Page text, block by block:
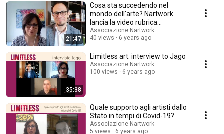
21:47
Cosa sta succedendo nel
mondo dell'arte? Nartwork
lancia la video rubrica
Limitlessart
Associazione Nartwork
40 views
6 years ago
35:38
Limitless art: interview to Jago
Associazione Nartwork
100 views
6 years ago
Quale supporto agli artisti dallo
Stato in tempi di Covid-19?
Associazione Nartwork
5 views
6 years ago